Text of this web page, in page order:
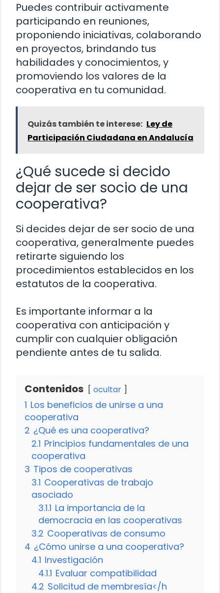
Puedes contribuir activamente
participando en reuniones,
proponiendo iniciativas, colaborando
en proyectos, brindando tus
habilidades y conocimientos, y
promoviendo los valores de la
cooperativa en tu comunidad.
Quizás también te interese: Ley de
Participación Ciudadana en Andalucía
¿Qué sucede si decido
dejar de ser socio de una
cooperativa?
Si decides dejar de ser socio de una
cooperativa, generalmente puedes
retirarte siguiendo los
procedimientos establecidos en los
estatutos de la cooperativa.
Es importante informar a la
cooperativa con anticipación y
cumplir con cualquier obligación
pendiente antes de tu salida.
Contenidos ocultar
1 Los beneficios de unirse a una
cooperativa
2 ¿Qué es una cooperativa?
2.1 Principios fundamentales de una
cooperativa
3 Tipos de cooperativas
3.1 Cooperativas de trabajo
asociado
3.1.1 La importancia de la
democracia en las cooperativas
3.2 Cooperativas de consumo
4 ¿Cómo unirse a una cooperativa?
4.1 Investigación
4.1.1 Evaluar compatibilidad
4.2 Solicitud de membresía</h